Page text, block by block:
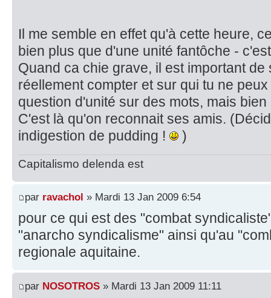
Il me semble en effet qu'à cette heure,
bien plus que d'une unité fantôche -
Quand ca chie grave, il est important
réellement compter et sur qui tu ne
question d'unité sur des mots, mais
C'est là qu'on reconnait ses amis.
indigestion de pudding !
)
Capitalismo delenda est
par ravachol » Mardi 13 Jan 2009 6:54
pour ce qui est des "combat
"anarcho syndicalisme" ainsi qu'au
regionale aquitaine.
par NOSOTROS » Mardi 13 Jan 2009 11:11